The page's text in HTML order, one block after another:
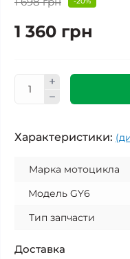
1 360 грн
Характеристики:
Марка мотоцикла
Модель GY6
Тип запчасти
Доставка